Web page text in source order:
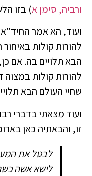
ורביה, סימן א) בזו
ועוד, הא אמר
להורות קולות
הבא תלויים בה. אם
להורות קולות במצוה
שחיי העולם הבא
ועוד מצאתי בדברי
זו, והבאתיה כאן
לבטל את
לישא אשה